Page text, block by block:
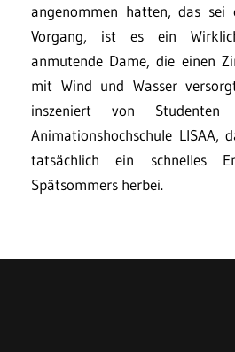
angenommen hatten, das sei
Vorgang, ist es ein
anmutende Dame, die einen
mit Wind und Wasser
inszeniert von Studenten
Animationshochschule LISAA,
tatsächlich ein schnelles
Spätsommers herbei.